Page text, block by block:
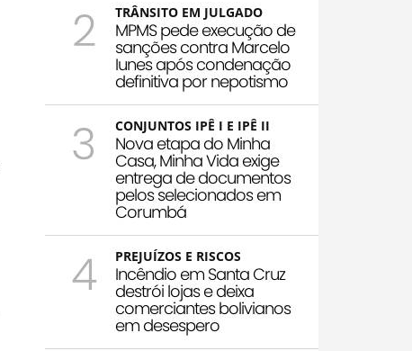
2 TRÂNSITO EM JULGADO
MPMS pede execução de
sanções contra Marcelo
Iunes após condenação
definitiva por nepotismo
3 CONJUNTOS IPÊ I E IPÊ II
Nova etapa do Minha
Casa, Minha Vida exige
entrega de documentos
pelos selecionados em
Corumbá
4 PREJUÍZOS E RISCOS
Incêndio em Santa Cruz
destrói lojas e deixa
comerciantes bolivianos
em desespero